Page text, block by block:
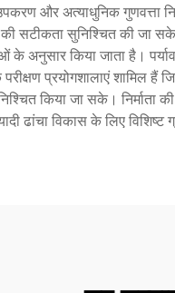
उपकरण और अत्याधुनिक
सटीकता सुनिश्चित की जा
किया जाता है।
प्रयोगशालाएं शामिल
किया जा सके। निर्माता
ढांचा विकास के लिए